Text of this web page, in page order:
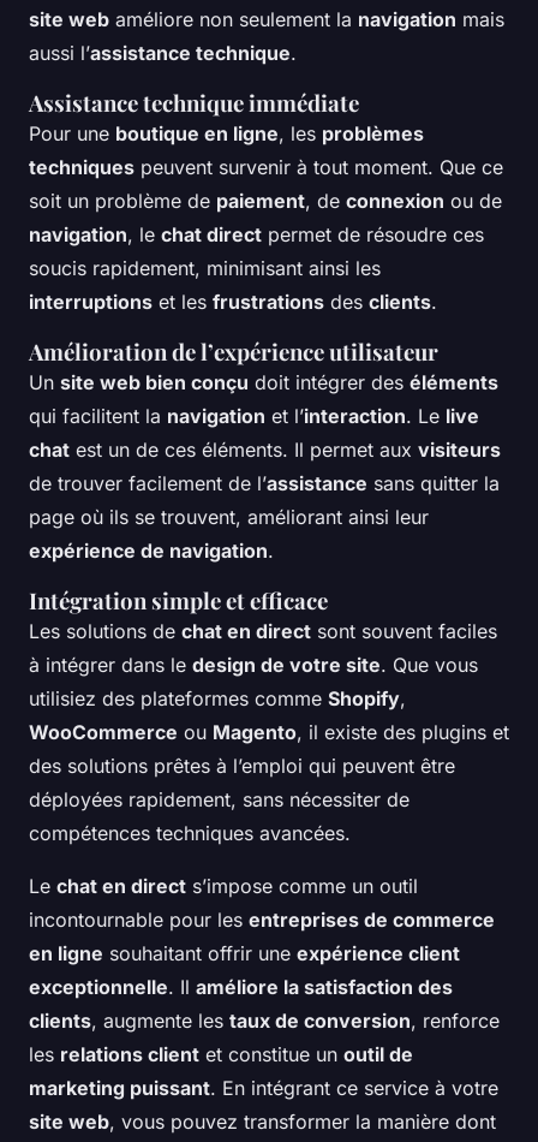
site web améliore non seulement la navigation mais
aussi l’assistance technique.
Assistance technique immédiate
Pour une boutique en ligne, les problèmes
techniques peuvent survenir à tout moment. Que ce
soit un problème de paiement, de connexion ou de
navigation, le chat direct permet de résoudre ces
soucis rapidement, minimisant ainsi les
interruptions et les frustrations des clients.
Amélioration de l’expérience utilisateur
Un site web bien conçu doit intégrer des éléments
qui facilitent la navigation et l’interaction. Le live
chat est un de ces éléments. Il permet aux visiteurs
de trouver facilement de l’assistance sans quitter la
page où ils se trouvent, améliorant ainsi leur
expérience de navigation.
Intégration simple et efficace
Les solutions de chat en direct sont souvent faciles
à intégrer dans le design de votre site. Que vous
utilisiez des plateformes comme Shopify,
WooCommerce ou Magento, il existe des plugins et
des solutions prêtes à l’emploi qui peuvent être
déployées rapidement, sans nécessiter de
compétences techniques avancées.
Le chat en direct s’impose comme un outil
incontournable pour les entreprises de commerce
en ligne souhaitant offrir une expérience client
exceptionnelle. Il améliore la satisfaction des
clients, augmente les taux de conversion, renforce
les relations client et constitue un outil de
marketing puissant. En intégrant ce service à votre
site web, vous pouvez transformer la manière dont